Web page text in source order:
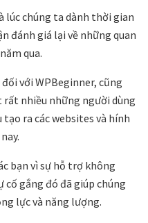
lúc chúng ta dành thời gian
đánh giá lại về những quan
qua.
với WPBeginner, cũng
rất nhiều những người dùng
ra các websites và hính
bạn vì sự hỗ trợ không
cố gắng đó đã giúp chúng
lực và năng lượng.